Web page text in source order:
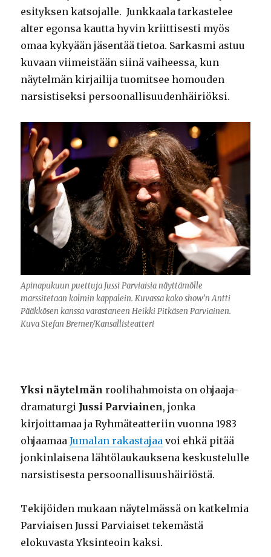
esityksen katsojalle. Junkkaala tarkastelee
alter egonsa kautta hyvin kriittisesti myös
omaa kykyään jäsentää tietoa. Sarkasmi astuu
kuvaan viimeistään siinä vaiheessa, kun
näytelmän kirjailija tuomitsee homouden
narsistiseksi persoonallisuudenhäiriöksi.
Apinapukuun puettuja Jussi Parviaisia näyttämölle
marssitetaan kolmin kappalein. Kuvassa koko show’n Antti
Pääkkösen kanssa varastaneen Heikki Pitkäsen Parviainen.
Kuva Stefan Bremer/Kansallisteatteri
Yksi näytelmän roolihahmoista on ohjaaja-
dramaturgi Jussi Parviainen, jonka
kirjoittamaa ja Ryhmäteatteriin vuonna 1983
ohjaamaaJumalan rakastajaa voi ehkä pitää
jonkinlaisena lähtölaukauksena keskustelulle
narsistisesta persoonallisuushäiriöstä.
Tekijöiden mukaan näytelmässä on katkelmia
Parviaisen Jussi Parviaiset tekemästä
elokuvasta Yksinteoin kaksi.